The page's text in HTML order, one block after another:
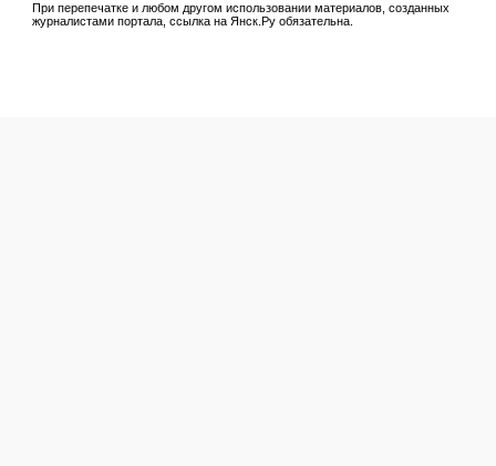
При перепечатке и любом другом использовании материалов, созданных
журналистами портала, ссылка на Янск.Ру обязательна.